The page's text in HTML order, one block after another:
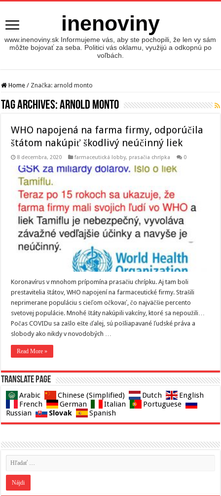
inenoviny
www.inenoviny.sk Informujeme vás, aby ste pochopili, že len vy sám
môžte bojovať za seba. Politici vás oklamu, využijú a odkopnú po
voľbách.
Home / Značka: arnold monto
Tag Archives:arnold monto
WHO napojená na farma firmy, odporúčila
štátom nakúpiť škodlivý neúčinný liek
8 decembra, 2020 farmaceutická lobby, prasačia chrípka 0
Koronavírus v mnohom prípomína prasačiu chrípku. Aj tam boli
prestavitelia štátov, WHO napojení na farmaceutické firmy. Strašili
neprimerane populáciu s cieľom očkovať, čo najväčšie percento
svetovej populácie. Mnohé štáty nakúpili vakcíny, ktoré sa nepoužili…
Počas COVIDu sa zašlo ešte ďalej, sú pošliapavané ľudské práva a
slobody ako nikdy v novodobých …
Read More »
Translate page
Arabic Chinese (Simplified) Dutch
English
French
German Italian
Portuguese
Russian
Slovak Spanish